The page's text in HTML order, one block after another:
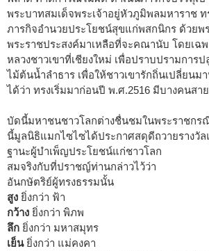
พระบาทสมเด็จพระเจ้าอยู่หัวภูมิพลมหาราช
ภารกิจอำนวยประโยชน์สุขแก่พสกนิกร ด้วยพ
พระราชประสงค์มาเหลือที่จะคณานับ โดยเฉพ
หลวงชาวเขาที่เชียงใหม่ เพื่อปราบปรามการ
ไม้ต้นน้ำลำธาร เพื่อให้ชาวเขารักถิ่นเปลี่ยนม
ได้ว่า ทรงเริ่มมาก่อนปี พ.ศ.2516 มีบางคนสา
บัดนี้มหาชนชาวโลกต่างชื่นชมในพระราชกร
นี้มูลนิธิแมกไซไซได้ประกาศสดุดีถวายรางวั
ฐานะผู้บำเพ็ญประโยชน์แก่ชาวโลก
สมจริงกับที่ปราชญ์ท่านกล่าวไว้ว่า
อันกษัตริย์ผู้ทรงธรรมนั้น
สูง ยิ่งกว่า ฟ้า
กว้าง ยิ่งกว่า พิภพ
ลึก ยิ่งกว่า มหาสมุทร
เย็นยิ่งกว่า แม่คงคา